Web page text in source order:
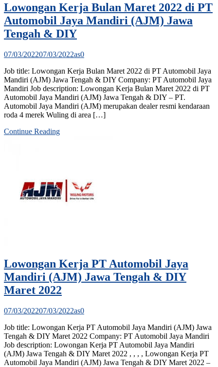
Lowongan Kerja Bulan Maret 2022 di PT
Automobil Jaya Mandiri (AJM) Jawa
Tengah & DIY
07/03/202207/03/2022as0
Job title: Lowongan Kerja Bulan Maret 2022 di PT Automobil Jaya
Mandiri (AJM) Jawa Tengah & DIY Company: PT Automobil Jaya
Mandiri Job description: Lowongan Kerja Bulan Maret 2022 di PT
Automobil Jaya Mandiri (AJM) Jawa Tengah & DIY – PT.
Automobil Jaya Mandiri (AJM) merupakan dealer resmi kendaraan
roda 4 merek Wuling di area […]
Continue Reading
Lowongan Kerja PT Automobil Jaya
Mandiri (AJM) Jawa Tengah & DIY
Maret 2022
07/03/202207/03/2022as0
Job title: Lowongan Kerja PT Automobil Jaya Mandiri (AJM) Jawa
Tengah & DIY Maret 2022 Company: PT Automobil Jaya Mandiri
Job description: Lowongan Kerja PT Automobil Jaya Mandiri
(AJM) Jawa Tengah & DIY Maret 2022 , , , , Lowongan Kerja PT
Automobil Jaya Mandiri (AJM) Jawa Tengah & DIY Maret 2022 –